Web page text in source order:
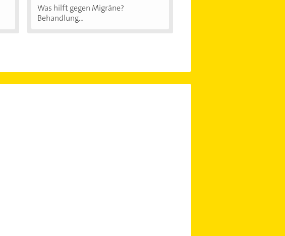
Was hilft gegen Migräne?
Behandlung...